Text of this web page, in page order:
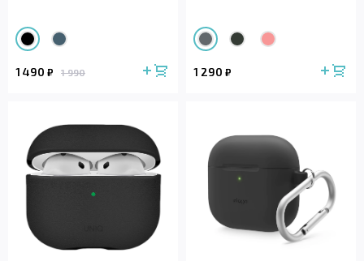
1 490 ₽ 1 990 1 290 ₽